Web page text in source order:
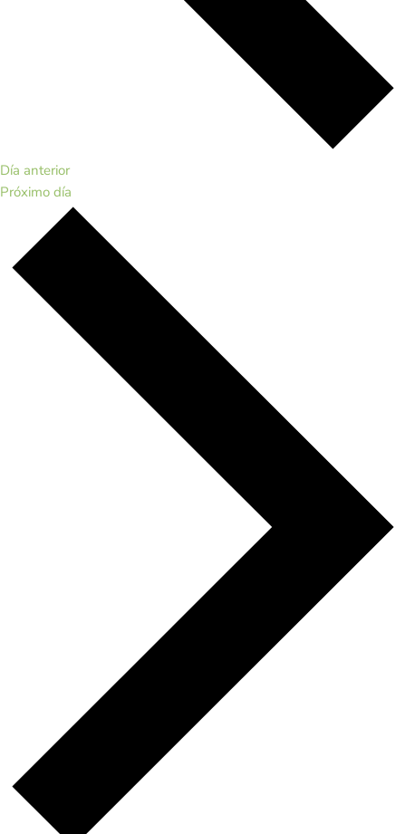
Día anterior
Próximo día